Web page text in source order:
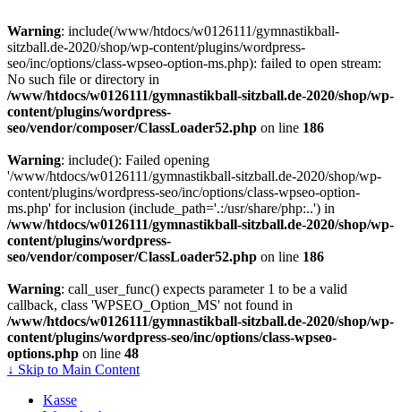
Warning: include(/www/htdocs/w0126111/gymnastikball-
sitzball.de-2020/shop/wp-content/plugins/wordpress-
seo/inc/options/class-wpseo-option-ms.php): failed to open stream:
No such file or directory in
/www/htdocs/w0126111/gymnastikball-sitzball.de-2020/shop/wp-
content/plugins/wordpress-
seo/vendor/composer/ClassLoader52.php on line 186
Warning: include(): Failed opening
'/www/htdocs/w0126111/gymnastikball-sitzball.de-2020/shop/wp-
content/plugins/wordpress-seo/inc/options/class-wpseo-option-
ms.php' for inclusion (include_path='.:/usr/share/php:..') in
/www/htdocs/w0126111/gymnastikball-sitzball.de-2020/shop/wp-
content/plugins/wordpress-
seo/vendor/composer/ClassLoader52.php on line 186
Warning: call_user_func() expects parameter 1 to be a valid
callback, class 'WPSEO_Option_MS' not found in
/www/htdocs/w0126111/gymnastikball-sitzball.de-2020/shop/wp-
content/plugins/wordpress-seo/inc/options/class-wpseo-
options.php on line 48
↓ Skip to Main Content
Kasse